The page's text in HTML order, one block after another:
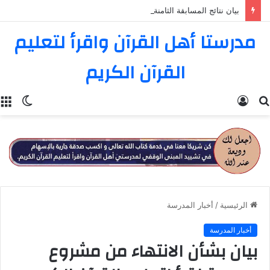
بيان نتائج المسابقة الثامنة عشرة في تفسير القرآن الكريم
مدرستا أهل القرآن واقرأ لتعليم
القرآن الكريم
بحث
الرئيسية / أخبار المدرسة
أخبار المدرسة
بيان بشأن الانتهاء من مشروع